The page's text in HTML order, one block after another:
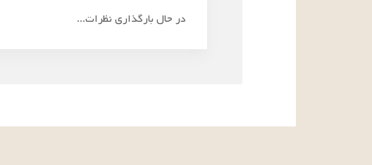
در حال بارگذاری نظرات...